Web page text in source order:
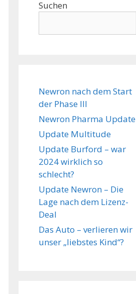
Suchen
Newron nach dem Start
der Phase III
Newron Pharma Update
Update Multitude
Update Burford – war
2024 wirklich so
schlecht?
Update Newron – Die
Lage nach dem Lizenz-
Deal
Das Auto – verlieren wir
unser „liebstes Kind“?